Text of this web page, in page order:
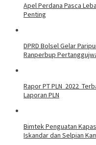
Apel Perdana Pasca
Penting
DPRD Bolsel Gelar
Ranperbup
Rapor PT PLN 2022
Laporan PLN
Bimtek Penguatan
Iskandar dan Selpian